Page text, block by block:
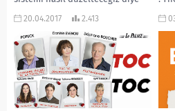
artık yediden...
20.04.2017 2.413